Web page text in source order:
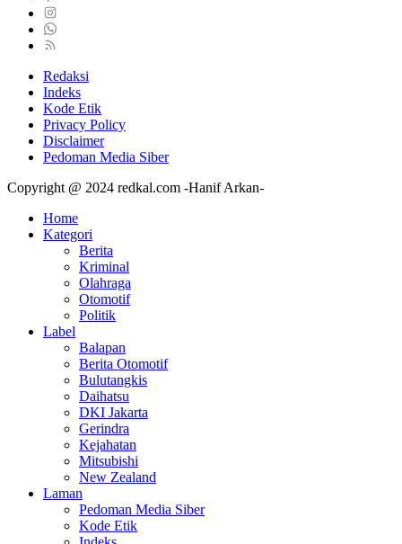
Redaksi
Indeks
Kode Etik
Privacy Policy
Disclaimer
Pedoman Media Siber
Copyright @ 2024 redkal.com -Hanif Arkan-
Home
Kategori
Berita
Kriminal
Olahraga
Otomotif
Politik
Label
Balapan
Berita Otomotif
Bulutangkis
Daihatsu
DKI Jakarta
Gerindra
Kejahatan
Mitsubishi
New Zealand
Laman
Pedoman Media Siber
Kode Etik